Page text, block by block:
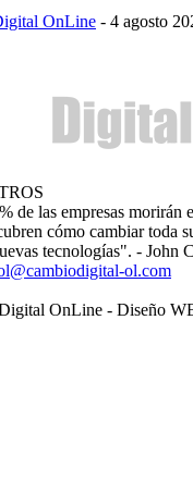
OnLine - 4 agosto
de las empresas morirán
cómo cambiar toda
tecnologías". - John
ol.com
OnLine - Diseño